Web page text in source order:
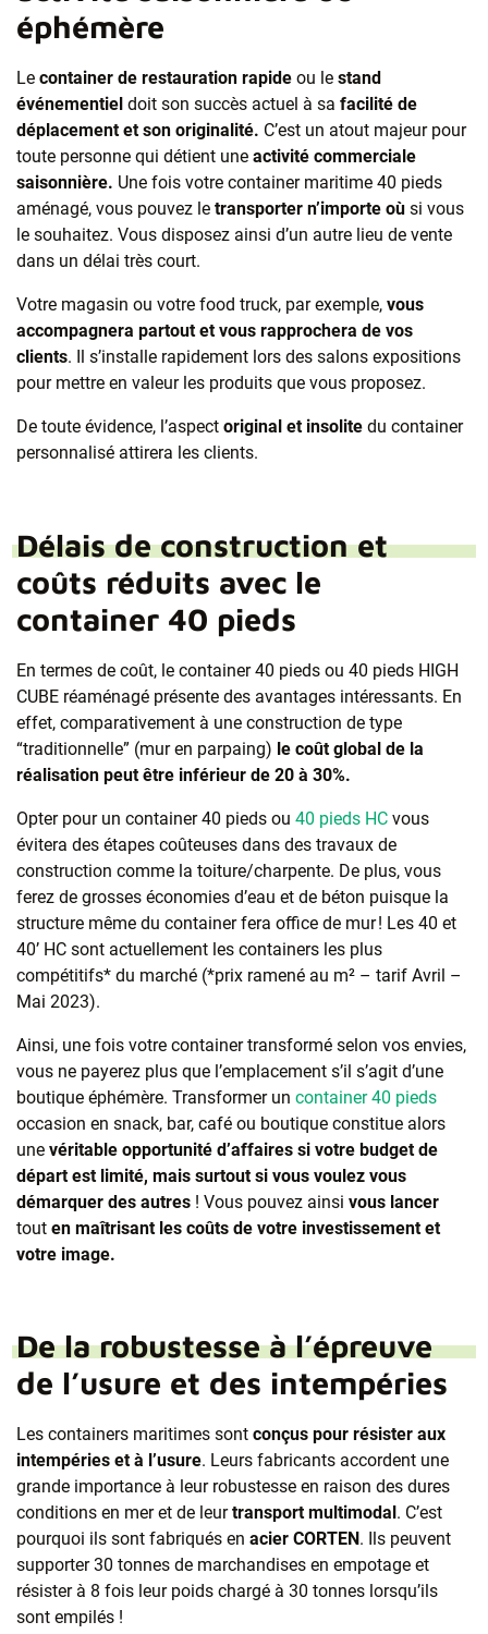
éphémère
Le container de restauration rapide ou le stand
événementiel doit son succès actuel à sa facilité de
déplacement et son originalité. C’est un atout majeur pour
toute personne qui détient une activité commerciale
saisonnière. Une fois votre container maritime 40 pieds
aménagé, vous pouvez le transporter n’importe où si vous
le souhaitez. Vous disposez ainsi d’un autre lieu de vente
dans un délai très court.
Votre magasin ou votre food truck, par exemple, vous
accompagnera partout et vous rapprochera de vos
clients. Il s’installe rapidement lors des salons expositions
pour mettre en valeur les produits que vous proposez.
De toute évidence, l’aspect original et insolite du container
personnalisé attirera les clients.
Délais de construction et
coûts réduits avec le
container 40 pieds
En termes de coût, le container 40 pieds ou 40 pieds HIGH
CUBE réaménagé présente des avantages intéressants. En
effet, comparativement à une construction de type
“traditionnelle” (mur en parpaing) le coût global de la
réalisation peut être inférieur de 20 à 30%.
Opter pour un container 40 pieds ou 40 pieds HC vous
évitera des étapes coûteuses dans des travaux de
construction comme la toiture/charpente. De plus, vous
ferez de grosses économies d’eau et de béton puisque la
structure même du container fera office de mur ! Les 40 et
40’ HC sont actuellement les containers les plus
compétitifs* du marché (*prix ramené au m² – tarif Avril –
Mai 2023).
Ainsi, une fois votre container transformé selon vos envies,
vous ne payerez plus que l’emplacement s’il s’agit d’une
boutique éphémère. Transformer un container 40 pieds
occasion en snack, bar, café ou boutique constitue alors
une véritable opportunité d’affaires si votre budget de
départ est limité, mais surtout si vous voulez vous
démarquer des autres ! Vous pouvez ainsi vous lancer
tout en maîtrisant les coûts de votre investissement et
votre image.
De la robustesse à l’épreuve
de l’usure et des intempéries
Les containers maritimes sont conçus pour résister aux
intempéries et à l’usure. Leurs fabricants accordent une
grande importance à leur robustesse en raison des dures
conditions en mer et de leurtransport multimodal . C’est
pourquoi ils sont fabriqués en acier CORTEN . Ils peuvent
supporter 30 tonnes de marchandises en empotage et
résister à 8 fois leur poids chargé à 30 tonnes lorsqu’ils
sont empilés !